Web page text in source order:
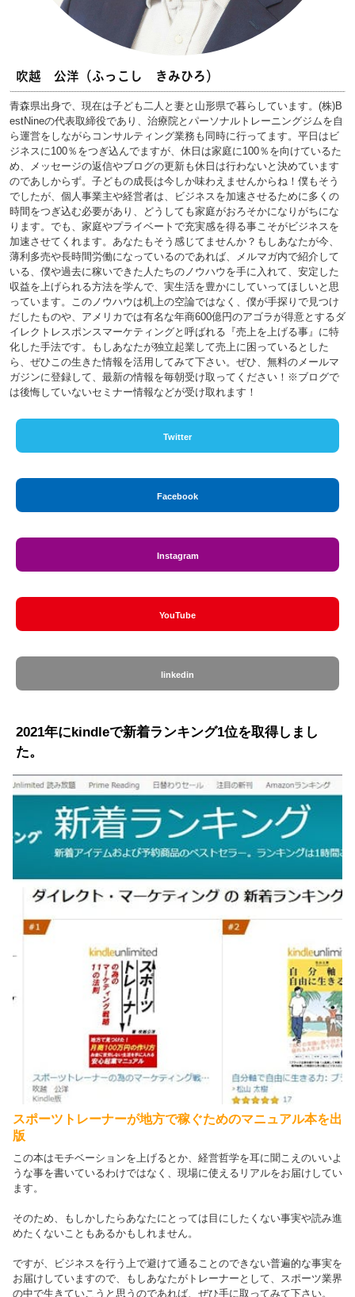
吹越 公洋（ふっこし きみひろ）
青森県出身で、現在は子ども二人と妻と山形県で暮らしています。(株)B
estNineの代表取締役であり、治療院とパーソナルトレーニングジムを自
ら運営をしながらコンサルティング業務も同時に行ってます。平日はビ
ジネスに100％をつぎ込んでますが、休日は家庭に100％を向けているた
め、メッセージの返信やブログの更新も休日は行わないと決めています
のであしからず。子どもの成長は今しか味わえませんからね！僕もそう
でしたが、個人事業主や経営者は、ビジネスを加速させるために多くの
時間をつぎ込む必要があり、どうしても家庭がおろそかになりがちにな
ります。でも、家庭やプライベートで充実感を得る事こそがビジネスを
加速させてくれます。あなたもそう感じてませんか？もしあなたが今、
薄利多売や長時間労働になっているのであれば、メルマガ内で紹介して
いる、僕や過去に稼いできた人たちのノウハウを手に入れて、安定した
収益を上げられる方法を学んで、実生活を豊かにしていってほしいと思
っています。このノウハウは机上の空論ではなく、僕が手探りで見つけ
だしたものや、アメリカでは有名な年商600億円のアゴラが得意とするダ
イレクトレスポンスマーケティングと呼ばれる『売上を上げる事』に特
化した手法です。もしあなたが独立起業して売上に困っているとした
ら、ぜひこの生きた情報を活用してみて下さい。ぜひ、無料のメールマ
ガジンに登録して、最新の情報を毎朝受け取ってください！※ブログで
は後悔していないセミナー情報などが受け取れます！
Twitter
Facebook
Instagram
YouTube
linkedin
2021年にkindleで新着ランキング1位を取得しまし
た。
スポーツトレーナーが地方で稼ぐためのマニュアル本を出
版
この本はモチベーションを上げるとか、経営哲学を耳に聞こえのいいよ
うな事を書いているわけではなく、現場に使えるリアルをお届けしてい
ます。
そのため、もしかしたらあなたにとっては目にしたくない事実や読み進
めたくないこともあるかもしれません。
ですが、ビジネスを行う上で避けて通ることのできない普遍的な事実を
お届けしていますので、もしあなたがトレーナーとして、スポーツ業界
の中で生きていこうと思うのであれば、ぜひ手に取ってみて下さい。